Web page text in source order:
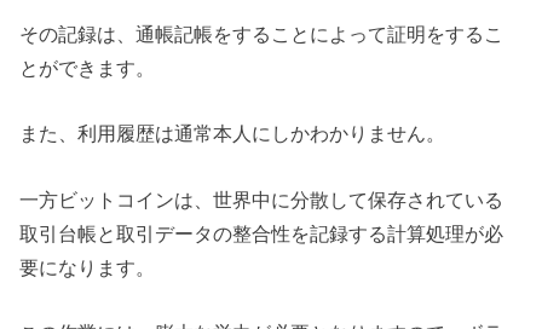
その記録は、通帳記帳をすることによって証明をするこ
とができます。
また、利用履歴は通常本人にしかわかりません。
一方ビットコインは、世界中に分散して保存されている
取引台帳と取引データの整合性を記録する計算処理が必
要になります。